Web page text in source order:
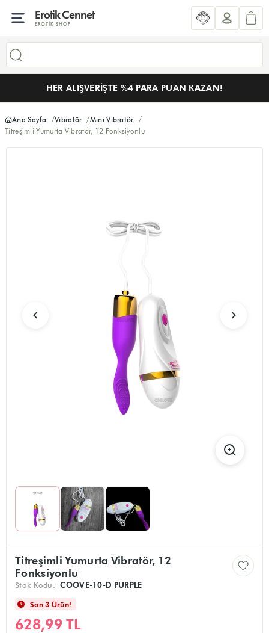
Erotik Cennet
EROTIK SHOP
HER ALIŞVERIŞTE %4 PARA PUAN KAZAN!
Ana Sayfa Vibratör
Mini Vibratör
Titreşimli Yumurta Vibratör, 12 Fonksiyonlu
Titreşimli Yumurta Vibratör, 12
Fonksiyonlu
Stok Kodu: COOVE-10-D PURPLE
Son 3 Ürün!
628,99 TL